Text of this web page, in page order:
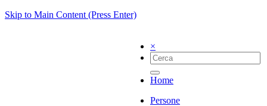
Skip to Main Content (Press Enter)
×
Home
Persone